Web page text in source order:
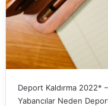
Deport Kaldırma 2022*
Yabancılar Neden